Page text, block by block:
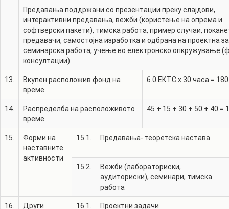
Предавања поддржани со презентации преку слајдови,
интерактивни предавања, вежби (користење на опрема и
софтверски пакети), тимска работа, пример случаи,
предавачи, самостојна изработка и одбрана на проектна
семинарска работа, учење во електронско опкружување
консултации).
13.
Вкупен расположив фонд на
време
6.0 ЕКТС x 30 часа = 180
14.
Распределба на расположивото
време
45 + 15 + 30 + 50 + 40 =
15.
Форми на
наставните
активности
15.1. Предавања- теоретска настава
15.2.
Вежби (лабораториски,
аудиториски), семинари, тимска
работа
16.
Други
16.1. Проектни задачи